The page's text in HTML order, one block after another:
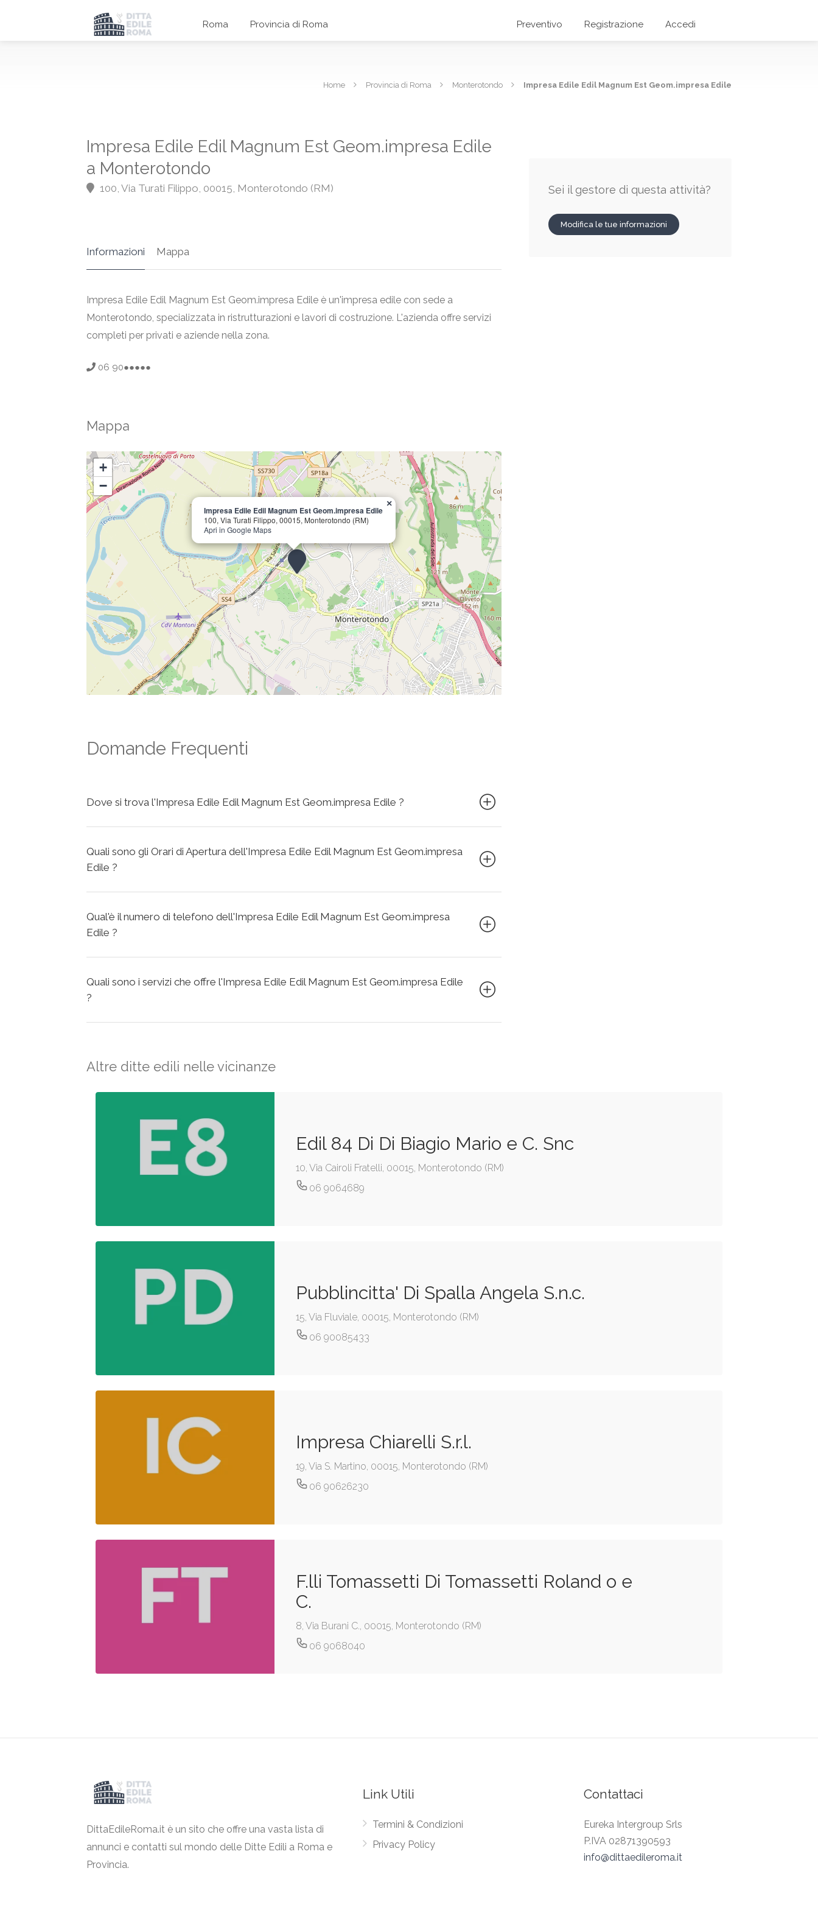
Roma Provincia di Roma Preventivo Registrazione Accedi
Home Provincia di Roma Monterotondo Impresa Edile Edil Magnum Est Geom.impresa Edile
Impresa Edile Edil Magnum Est Geom.impresa Edile
a Monterotondo
100, Via Turati Filippo, 00015, Monterotondo (RM)
Informazioni Mappa
Impresa Edile Edil Magnum Est Geom.impresa Edile è un'impresa edile con sede a
Monterotondo, specializzata in ristrutturazioni e lavori di costruzione. L'azienda offre servizi
completi per privati e aziende nella zona.
06 90●●●●●
Mappa
Impresa Edile Edil Magnum Est Geom.impresa Edile
100, Via Turati Filippo, 00015, Monterotondo (RM)
Apri in Google Maps
×
+
−
Domande Frequenti
Dove si trova l'Impresa Edile Edil Magnum Est Geom.impresa Edile ?
Quali sono gli Orari di Apertura dell'Impresa Edile Edil Magnum Est Geom.impresa
Edile ?
Qual'è il numero di telefono dell'Impresa Edile Edil Magnum Est Geom.impresa
Edile ?
Quali sono i servizi che offre l'Impresa Edile Edil Magnum Est Geom.impresa Edile
?
Sei il gestore di questa attività?
Modifica le tue informazioni
Altre ditte edili nelle vicinanze
Edil 84 Di Di Biagio Mario e C. Snc
10, Via Cairoli Fratelli, 00015, Monterotondo (RM)
06 9064689
Pubblincitta' Di Spalla Angela S.n.c.
15, Via Fluviale, 00015, Monterotondo (RM)
06 90085433
Impresa Chiarelli S.r.l.
19, Via S. Martino, 00015, Monterotondo (RM)
06 90626230
F.lli Tomassetti Di Tomassetti Roland o e
C.
8, Via Burani C., 00015, Monterotondo (RM)
06 9068040
DittaEdileRoma.it è un sito che offre una vasta lista di
annunci e contatti sul mondo delle Ditte Edili a Roma e
Provincia.
Link Utili
Termini & Condizioni
Privacy Policy
Contattaci
Eureka Intergroup Srls
P.IVA 02871390593
info@dittaedileroma.it